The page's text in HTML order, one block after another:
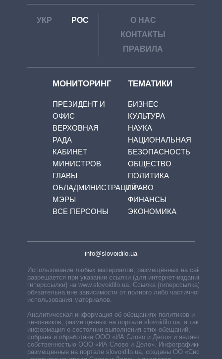
УКР РОС
О НАС
КОНТАКТЫ
ПРАВИЛА
МОНИТОРИНГ
ПРЕЗИДЕНТ И
ОФИС
ВЕРХОВНАЯ
РАДА
КАБИНЕТ
МИНИСТРОВ
ГЛАВЫ
ОБЛАДМИНИСТРАЦИЙ
МЭРЫ
ВСЕ ПЕРСОНЫ
ТЕМАТИКИ
БИЗНЕС
КУЛЬТУРА
НАУКА
НАЦИОНАЛЬНАЯ
БЕЗОПАСНОСТЬ
ОБЩЕСТВО
ПОЛИТИКА
ПРАВО
ФИНАНСЫ
ЭКОНОМИКА
info@slovoidilo.ua
Использование любых материалов, размещённых на сайте,
разрешается при указании ссылки (для интернет-изданий —
гиперссылки) на www.slovoidilo.ua. Ссылка (гиперссылка)
обязательна вне зависимости от полного либо частичного
использования материалов.
Аналитическая информация об обещаниях политиков и
чиновников, размещенных на портале slovoidilo.ua, а также
информация о состоянии выполнения этих обещаний,
собрана и обработана ООО «ИА Слово и Дело» и является
собственностью ООО «ИА Слово и Дело». Инфографики,
размещенные на портале slovoidilo.ua, созданы ОО «Система